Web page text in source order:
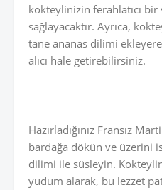
kokteylinizin ferahlatıcı bir
sağlayacaktır. Ayrıca,
tane ananas dilimi
alıcı hale getirebilirsiniz.
Hazırladığınız Fransız
bardağa dökün ve üzerini
dilimi ile süsleyin.
yudum alarak, bu lezzet